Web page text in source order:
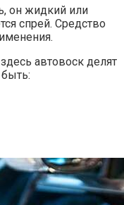
он жидкий или
спрей. Средство
автовоск делят